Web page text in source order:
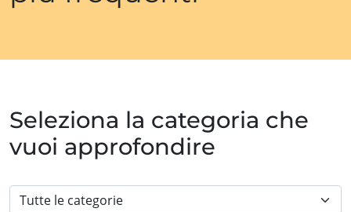
Seleziona la categoria che
vuoi approfondire